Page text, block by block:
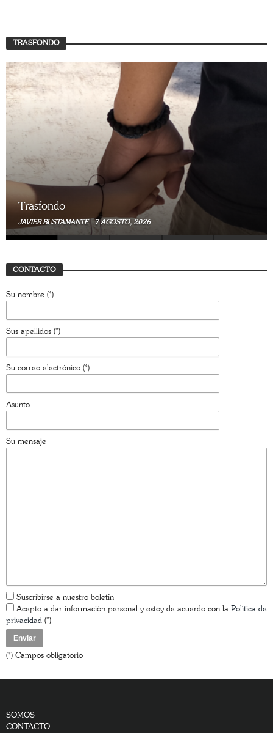
TRASFONDO
Trasfondo
JAVIER BUSTAMANTE 7 JULIO, 2026
CONTACTO
Su nombre (*)
Sus apellidos (*)
Su correo electrónico (*)
Asunto
Su mensaje
Suscribirse a nuestro boletín
Acepto a dar información personal y estoy de acuerdo con la Política de
privacidad (*)
(*) Campos obligatorio
SOMOS
CONTACTO